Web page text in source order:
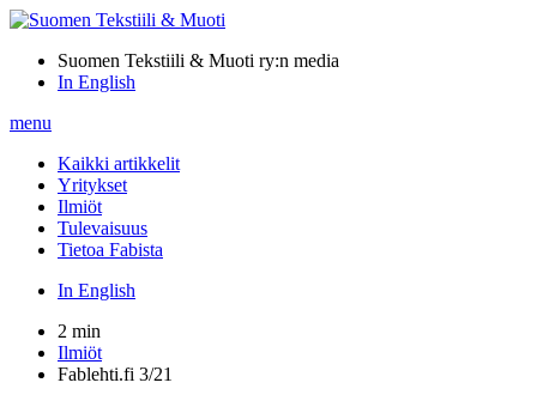
Suomen Tekstiili & Muoti ry:n media
In English
menu
Kaikki artikkelit
Yritykset
Ilmiöt
Tulevaisuus
Tietoa Fabista
In English
2 min
Ilmiöt
Fablehti.fi 3/21